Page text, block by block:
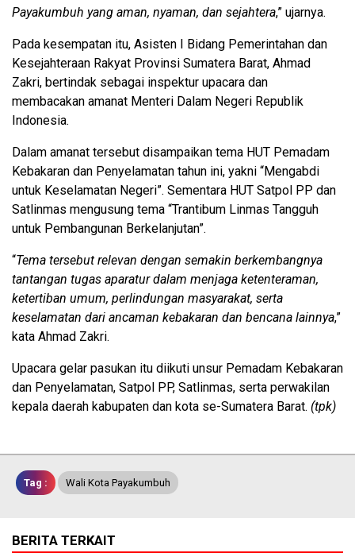
Payakumbuh yang aman, nyaman, dan sejahtera,” ujarnya.
Pada kesempatan itu, Asisten I Bidang Pemerintahan dan
Kesejahteraan Rakyat Provinsi Sumatera Barat, Ahmad
Zakri, bertindak sebagai inspektur upacara dan
membacakan amanat Menteri Dalam Negeri Republik
Indonesia.
Dalam amanat tersebut disampaikan tema HUT Pemadam
Kebakaran dan Penyelamatan tahun ini, yakni “Mengabdi
untuk Keselamatan Negeri”. Sementara HUT Satpol PP dan
Satlinmas mengusung tema “Trantibum Linmas Tangguh
untuk Pembangunan Berkelanjutan”.
“Tema tersebut relevan dengan semakin berkembangnya
tantangan tugas aparatur dalam menjaga ketenteraman,
ketertiban umum, perlindungan masyarakat, serta
keselamatan dari ancaman kebakaran dan bencana lainnya,”
kata Ahmad Zakri.
Upacara gelar pasukan itu diikuti unsur Pemadam Kebakaran
dan Penyelamatan, Satpol PP, Satlinmas, serta perwakilan
kepala daerah kabupaten dan kota se-Sumatera Barat. (tpk)
Tag : Wali Kota Payakumbuh
BERITA TERKAIT